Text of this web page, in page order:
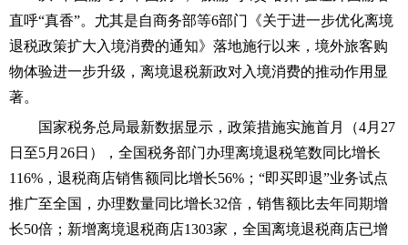
直呼“真香”。尤其是自商务部等6部门《关于进一步优化离境
退税政策扩大入境消费的通知》落地施行以来，境外旅客购
物体验进一步升级，离境退税新政对入境消费的推动作用显
著。
国家税务总局最新数据显示，政策措施实施首月（4月27
日至5月26日），全国税务部门办理离境退税笔数同比增长
116%，退税商店销售额同比增长56%；“即买即退”业务试点
推广至全国，办理数量同比增长32倍，销售额比去年同期增
长50倍；新增离境退税商店1303家，全国离境退税商店已增